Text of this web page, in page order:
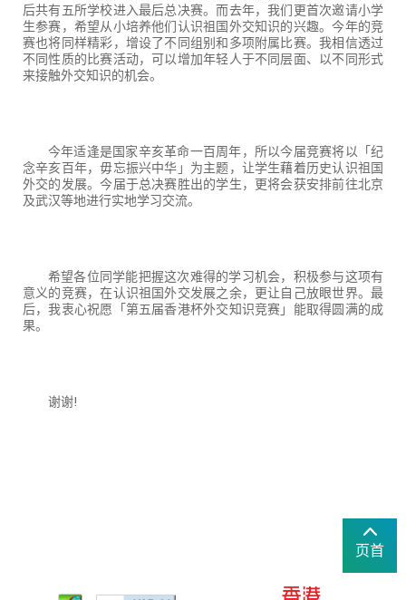
后共有五所学校进入最后总决赛。而去年，我们更首次邀请小学
生参赛，希望从小培养他们认识祖国外交知识的兴趣。今年的竞
赛也将同样精彩，增设了不同组别和多项附属比赛。我相信透过
不同性质的比赛活动，可以增加年轻人于不同层面、以不同形式
来接触外交知识的机会。
今年适逢是国家辛亥革命一百周年，所以今届竞赛将以「纪
念辛亥百年，毋忘振兴中华」为主题，让学生藉着历史认识祖国
外交的发展。今届于总决赛胜出的学生，更将会获安排前往北京
及武汉等地进行实地学习交流。
希望各位同学能把握这次难得的学习机会，积极参与这项有
意义的竞赛，在认识祖国外交发展之余，更让自己放眼世界。最
后，我衷心祝愿「第五届香港杯外交知识竞赛」能取得圆满的成
果。
谢谢!
页首